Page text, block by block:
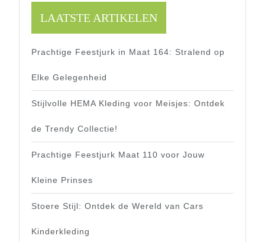
LAATSTE ARTIKELEN
Prachtige Feestjurk in Maat 164: Stralend op
Elke Gelegenheid
Stijlvolle HEMA Kleding voor Meisjes: Ontdek
de Trendy Collectie!
Prachtige Feestjurk Maat 110 voor Jouw
Kleine Prinses
Stoere Stijl: Ontdek de Wereld van Cars
Kinderkleding